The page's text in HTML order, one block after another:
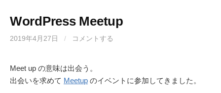
WordPress Meetup
2019年4月27日 / コメントする
Meet up の意味は出会う。
出会いを求めて Meetup のイベントに参加してきました。